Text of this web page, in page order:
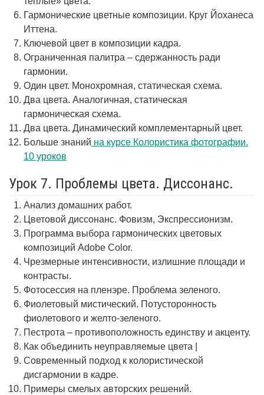
Гармонические цветные композиции. Круг Йоханеса
Иттена.
Ключевой цвет в композиции кадра.
Ограниченная палитра – сдержанность ради
гармонии.
Один цвет. Монохромная, статическая схема.
Два цвета. Аналогичная, статическая
гармоническая схема.
Два цвета. Динамический комплементарный цвет.
Больше знаний на курсе Колористика фотографии.
10 уроков
Урок 7. Проблемы цвета. Диссонанс.
Анализ домашних работ.
Цветовой диссонанс. Фовизм, Экспрессионизм.
Программа выбора гармонических цветовых
композиций Adobe Color.
Чрезмерные интенсивности, излишние площади и
контрасты.
Фотосессия на пленэре. Проблема зеленого.
Фиолетовый мистический. Потусторонность
фиолетового и желто-зеленого.
Пестрота – противоположность единству и акценту.
Как объединить неуправляемые цвета |
Современный подход к колористической
дисгармонии в кадре.
Примеры смелых авторских решений.